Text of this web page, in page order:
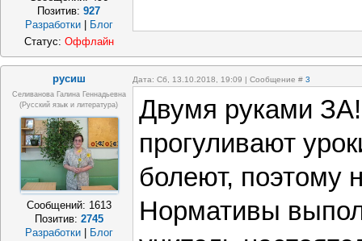
Позитив:927
Разработки
Блог
Статус: Оффлайн
русиш Дата: Сб, 13.10.2018, 19:09 | Сообщение # 3
Селиванова Галина Геннадьевна
(русский язык и литература)
Сообщений: 1613
Позитив: 2745
Разработки
Блог
Двумя руками
прогуливают
болеют, поэтому
Нормативы